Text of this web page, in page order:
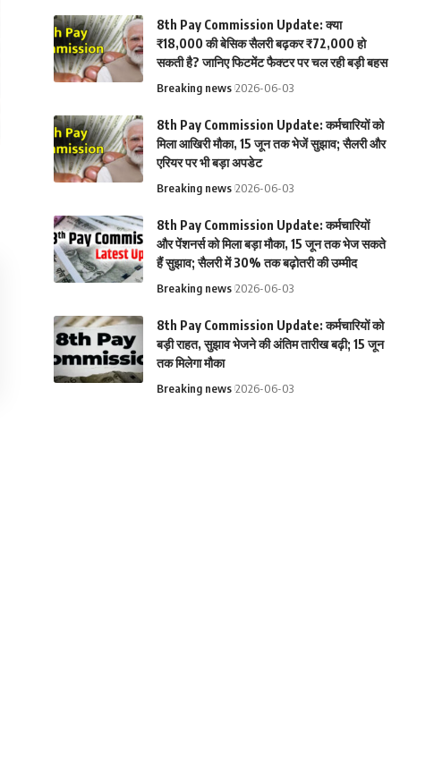
8th Pay Commission Update: क्या
₹18,000 की बेसिक सैलरी बढ़कर ₹72,000 हो
सकती है? जानिए फिटमेंट फैक्टर पर चल रही बड़ी बहस
Breaking news 2026-06-03
8th Pay Commission Update: कर्मचारियों को
मिला आखिरी मौका, 15 जून तक भेजें सुझाव; सैलरी और
एरियर पर भी बड़ा अपडेट
Breaking news 2026-06-03
8th Pay Commission Update: कर्मचारियों
और पेंशनर्स को मिला बड़ा मौका, 15 जून तक भेज सकते
हैं सुझाव; सैलरी में 30% तक बढ़ोतरी की उम्मीद
Breaking news 2026-06-03
8th Pay Commission Update: कर्मचारियों को
बड़ी राहत, सुझाव भेजने की अंतिम तारीख बढ़ी; 15 जून
तक मिलेगा मौका
Breaking news 2026-06-03